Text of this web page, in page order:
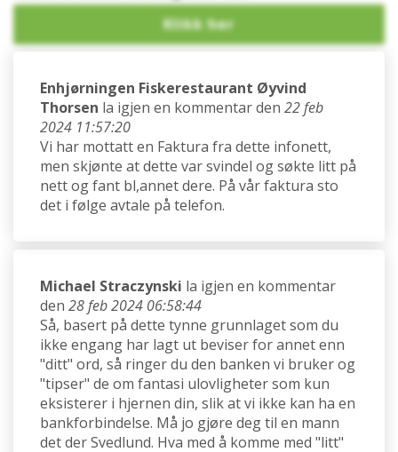
Enhjørningen Fiskerestaurant Øyvind
Thorsen la igjen en kommentar den 22 feb
2024 11:57:20
Vi har mottatt en Faktura fra dette infonett,
men skjønte at dette var svindel og søkte litt på
nett og fant bl,annet dere. På vår faktura sto
det i følge avtale på telefon.
Michael Straczynski la igjen en kommentar
den 28 feb 2024 06:58:44
Så, basert på dette tynne grunnlaget som du
ikke engang har lagt ut beviser for annet enn
"ditt" ord, så ringer du den banken vi bruker og
"tipser" de om fantasi ulovligheter som kun
eksisterer i hjernen din, slik at vi ikke kan ha en
bankforbindelse. Må jo gjøre deg til en mann
det der Svedlund. Hva med å komme med "litt"